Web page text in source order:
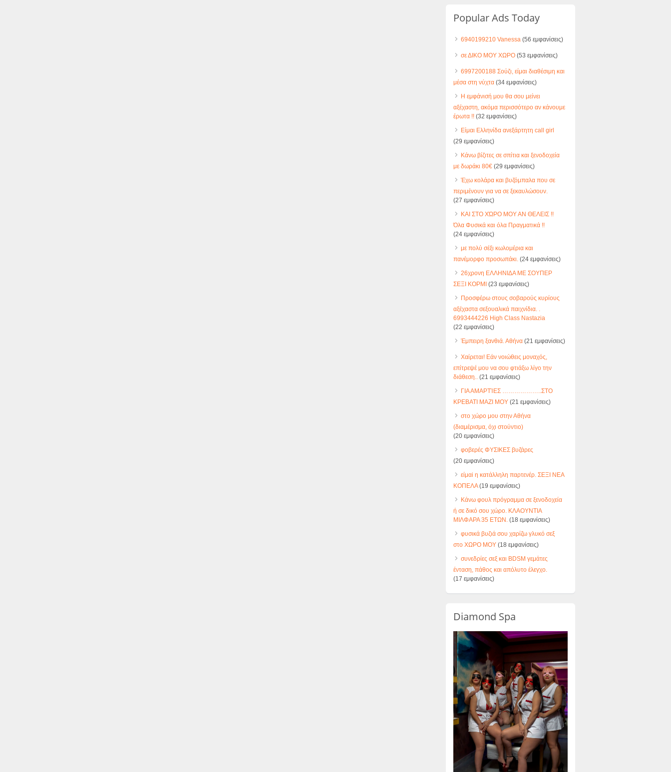
Popular Ads Today
6940199210 Vanessa(56 εμφανίσεις)
σε ΔΙΚΟ ΜΟΥ ΧΩΡΟ(53 εμφανίσεις)
6997200188 Σούζι, είμαι διαθέσιμη και
μέσα στη νύχτα(34 εμφανίσεις)
Η εμφάνισή μου θα σου μείνει
αξέχαστη, ακόμα περισσότερο αν κάνουμε
έρωτα !!(32 εμφανίσεις)
Είμαι Ελληνίδα ανεξάρτητη call girl
(29 εμφανίσεις)
Κάνω βίζιτες σε σπίτια και ξενοδοχεία
με δωράκι 80€(29 εμφανίσεις)
Έχω κολάρα και βυζόμπαλα που σε
περιμένουν για να σε ξεκαυλώσουν.
(27 εμφανίσεις)
ΚΑΙ ΣΤΟ ΧΏΡΟ ΜΟΥ ΑΝ ΘΕΛΕΙΣ !!
Όλα Φυσικά και όλα Πραγματικά !!
(24 εμφανίσεις)
με πολύ σέξι κωλομέρια και
πανέμορφο προσωπάκι.(24 εμφανίσεις)
26χρονη ΕΛΛΗΝΙΔΑ ΜΕ ΣΟΥΠΕΡ
ΣΕΞΙ ΚΟΡΜΙ (23 εμφανίσεις)
Προσφέρω στους σοβαρούς κυρίους
αξέχαστα σεξουαλικά παιχνίδια. .
6993444226 High Class Nastazia
(22 εμφανίσεις)
Έμπειρη ξανθιά. Αθήνα(21 εμφανίσεις)
Χαίρεται! Εάν νοιώθεις μοναχός,
επίτρεψέ μου να σου φτιάξω λίγο την
διάθεση..(21 εμφανίσεις)
ΓΙΑ ΑΜΑΡΤΊΕΣ ………………..ΣΤΟ
ΚΡΕΒΑΤΙ ΜΑΖΙ ΜΟΥ(21 εμφανίσεις)
στο χώρο μου στην Αθήνα
(διαμέρισμα, όχι στούντιο)
(20 εμφανίσεις)
φοβερές ΦΥΣΙΚΕΣ βυζάρες
(20 εμφανίσεις)
είμαi η κατάλληλη παρτενέρ. ΣΕΞΙ ΝΕΑ
ΚΟΠΕΛΑ(19 εμφανίσεις)
Κάνω φουλ πρόγραμμα σε ξενοδοχεία
ή σε δικό σου χώρο. ΚΛΑΟΥΝΤΙΑ
ΜΙΛΦΑΡΑ 35 ΕΤΩΝ.(18 εμφανίσεις)
φυσικά βυζιά σου χαρίζω γλυκό σεξ
στο ΧΩΡΟ ΜΟΥ(18 εμφανίσεις)
συνεδρίες σεξ και BDSM γεμάτες
ένταση, πάθος και απόλυτο έλεγχο.
(17 εμφανίσεις)
Diamond Spa